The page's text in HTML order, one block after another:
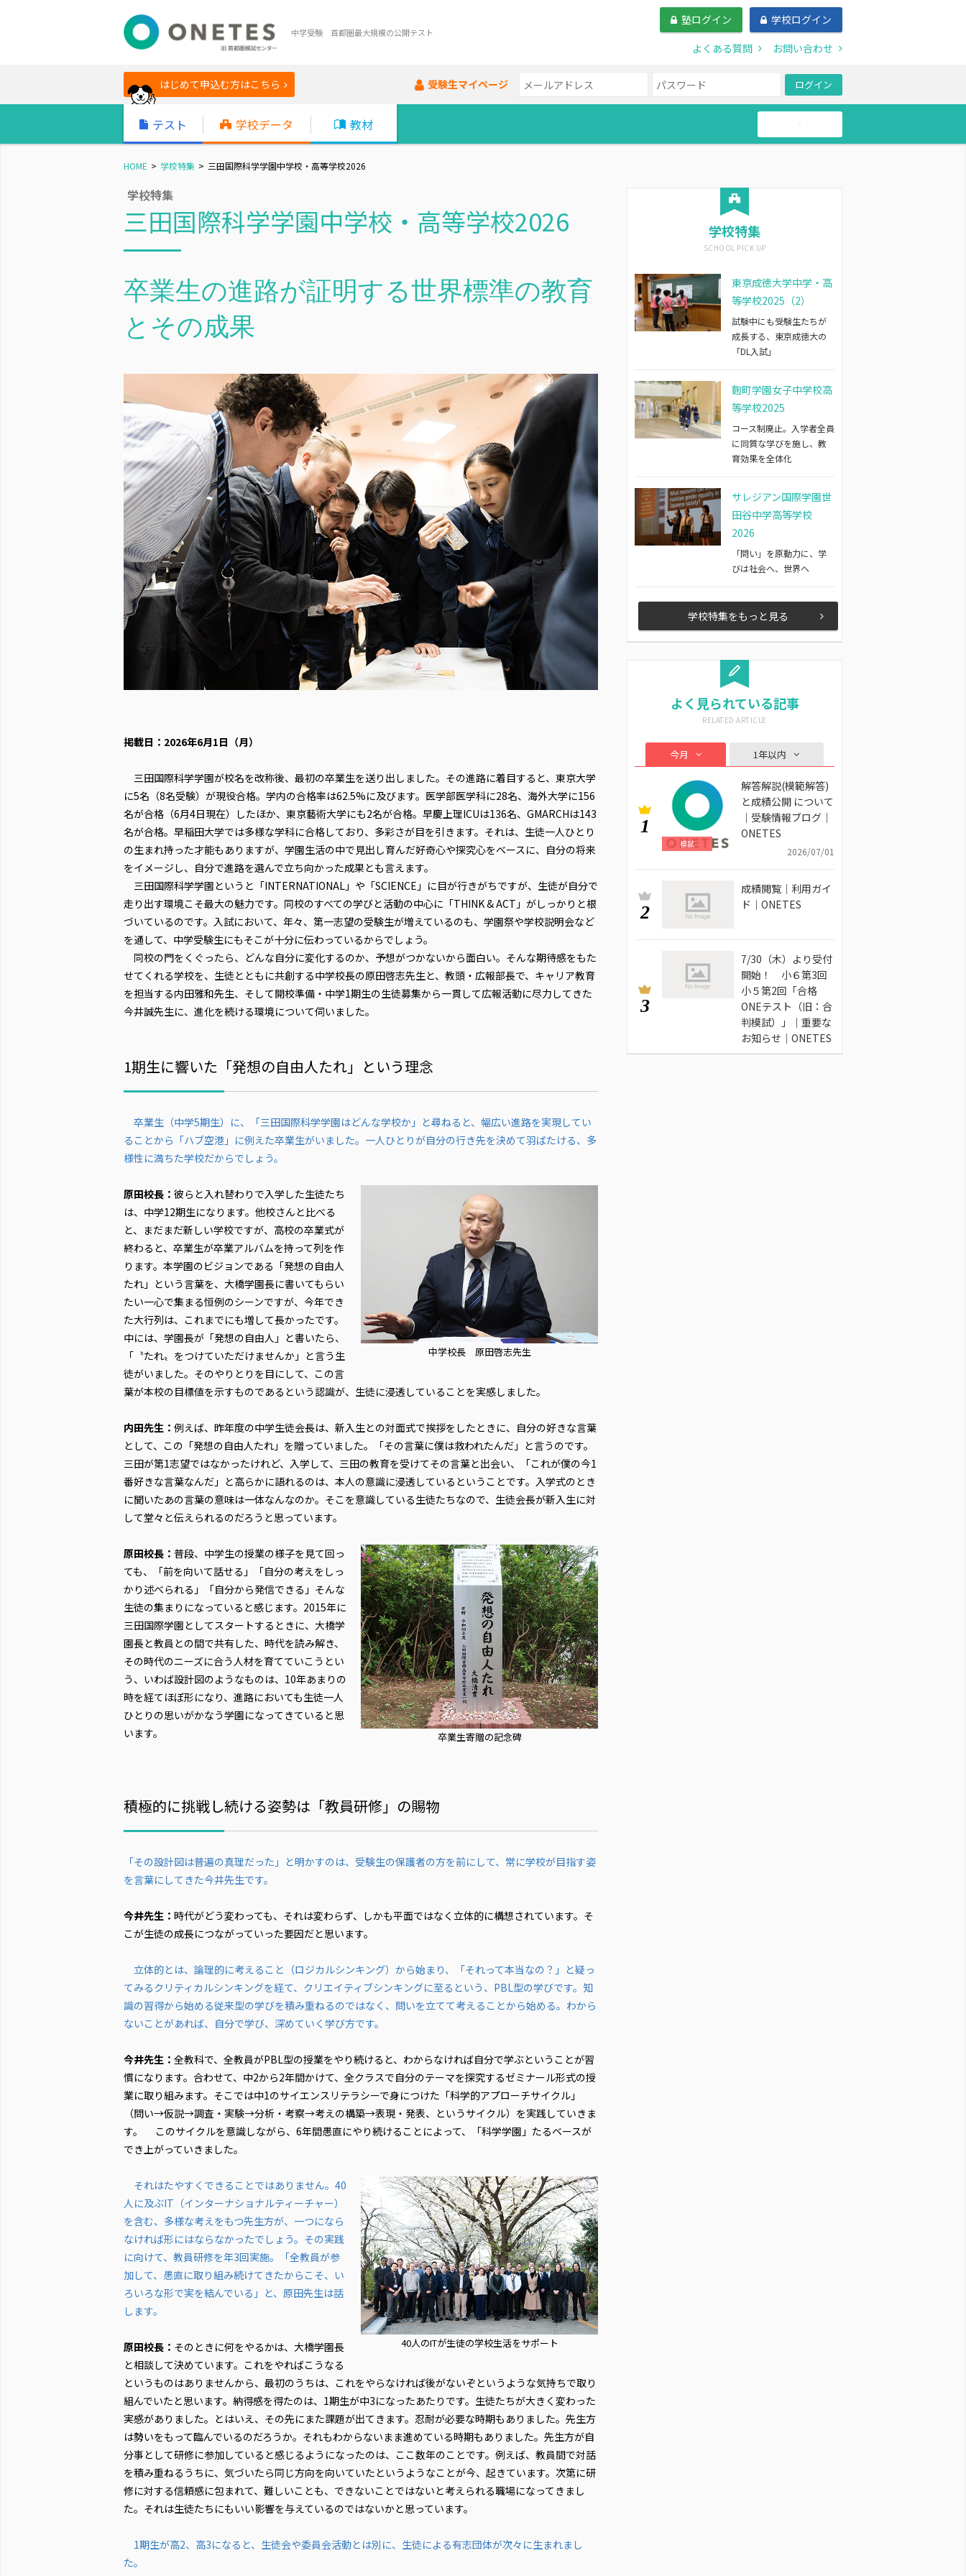
中学受験 首都圏最大規模の公開テスト
塾ログイン
学校ログイン
よくある質問
お問い合わせ
はじめて申込む方はこちら 受験生マイページ ログイン
テスト 学校データ 教材 帰国生
HOME 学校特集 三田国際科学学園中学校・高等学校2026
学校特集
三田国際科学学園中学校・高等学校2026
卒業生の進路が証明する世界標準の教育
とその成果
掲載日：2026年6月1日（月）
三田国際科学学園が校名を改称後、最初の卒業生を送り出しました。その進路に着目すると、東京大学
に5名（8名受験）が現役合格。学内の合格率は62.5%に及びます。医学部医学科に28名、海外大学に156
名が合格（6月4日現在）したほか、東京藝術大学にも2名が合格。早慶上理ICUは136名、GMARCHは143
名が合格。早稲田大学では多様な学科に合格しており、多彩さが目を引きます。それは、生徒一人ひとり
の生まれ持った才能もありますが、学園生活の中で見出し育んだ好奇心や探究心をベースに、自分の将来
をイメージし、自分で進路を選んで立ち向かった成果とも言えます。
三田国際科学学園というと「INTERNATIONAL」や「SCIENCE」に目が行きがちですが、生徒が自分で
走り出す環境こそ最大の魅力です。同校のすべての学びと活動の中心に「THINK & ACT」がしっかりと根
づいているのです。入試において、年々、第一志望の受験生が増えているのも、学園祭や学校説明会など
を通して、中学受験生にもそこが十分に伝わっているからでしょう。
同校の門をくぐったら、どんな自分に変化するのか、予想がつかないから面白い。そんな期待感をもた
せてくれる学校を、生徒とともに共創する中学校長の原田啓志先生と、教頭・広報部長で、キャリア教育
を担当する内田雅和先生、そして開校準備・中学1期生の生徒募集から一貫して広報活動に尽力してきた
今井誠先生に、進化を続ける環境について伺いました。
1期生に響いた「発想の自由人たれ」という理念
卒業生（中学5期生）に、「三田国際科学学園はどんな学校か」と尋ねると、幅広い進路を実現してい
ることから「ハブ空港」に例えた卒業生がいました。一人ひとりが自分の行き先を決めて羽ばたける、多
様性に満ちた学校だからでしょう。
中学校長 原田啓志先生
原田校長： 彼らと入れ替わりで入学した生徒たち
は、中学12期生になります。他校さんと比べる
と、まだまだ新しい学校ですが、高校の卒業式が
終わると、卒業生が卒業アルバムを持って列を作
ります。本学園のビジョンである「発想の自由人
たれ」という言葉を、大橋学園長に書いてもらい
たい一心で集まる恒例のシーンですが、今年でき
た大行列は、これまでにも増して長かったです。
中には、学園長が「発想の自由人」と書いたら、
「〝たれ〟をつけていただけませんか」と言う生
徒がいました。そのやりとりを目にして、この言
葉が本校の目標値を示すものであるという認識が、生徒に浸透していることを実感しました。
内田先生： 例えば、昨年度の中学生徒会長は、新入生との対面式で挨拶をしたときに、自分の好きな言葉
として、この「発想の自由人たれ」を贈っていました。「その言葉に僕は救われたんだ」と言うのです。
三田が第1志望ではなかったけれど、入学して、三田の教育を受けてその言葉と出会い、「これが僕の今1
番好きな言葉なんだ」と高らかに語れるのは、本人の意識に浸透しているということです。入学式のとき
に聞いたあの言葉の意味は一体なんなのか。そこを意識している生徒たちなので、生徒会長が新入生に対
して堂々と伝えられるのだろうと思っています。
卒業生寄贈の記念碑
原田校長： 普段、中学生の授業の様子を見て回っ
ても、「前を向いて話せる」「自分の考えをしっ
かり述べられる」「自分から発信できる」そんな
生徒の集まりになっていると感じます。2015年に
三田国際学園としてスタートするときに、大橋学
園長と教員との間で共有した、時代を読み解き、
その時代のニーズに合う人材を育てていこうとい
う、いわば設計図のようなものは、10年あまりの
時を経てほぼ形になり、進路においても生徒一人
ひとりの思いがかなう学園になってきていると思
います。
積極的に挑戦し続ける姿勢は「教員研修」の賜物
「その設計図は普遍の真理だった」と明かすのは、受験生の保護者の方を前にして、常に学校が目指す姿
を言葉にしてきた今井先生です。
今井先生： 時代がどう変わっても、それは変わらず、しかも平面ではなく立体的に構想されています。そ
こが生徒の成長につながっていった要因だと思います。
立体的とは、論理的に考えること（ロジカルシンキング）から始まり、「それって本当なの？」と疑っ
てみるクリティカルシンキングを経て、クリエイティブシンキングに至るという、PBL型の学びです。知
識の習得から始める従来型の学びを積み重ねるのではなく、問いを立てて考えることから始める。わから
ないことがあれば、自分で学び、深めていく学び方です。
今井先生： 全教科で、全教員がPBL型の授業をやり続けると、わからなければ自分で学ぶということが習
慣になります。合わせて、中2から2年間かけて、全クラスで自分のテーマを探究するゼミナール形式の授
業に取り組みます。そこでは中1のサイエンスリテラシーで身につけた「科学的アプローチサイクル」
（問い→仮説→調査・実験→分析・考察→考えの構築→表現・発表、というサイクル）を実践していきま
す。 このサイクルを意識しながら、6年間愚直にやり続けることによって、「科学学園」たるベースが
でき上がっていきました。
40人のITが生徒の学校生活をサポート
それはたやすくできることではありません。40
人に及ぶIT（インターナショナルティーチャー）
を含む、多様な考えをもつ先生方が、一つになら
なければ形にはならなかったでしょう。その実践
に向けて、教員研修を年3回実施。「全教員が参
加して、愚直に取り組み続けてきたからこそ、い
ろいろな形で実を結んでいる」と、原田先生は話
します。
原田校長： そのときに何をやるかは、大橋学園長
と相談して決めています。これをやればこうなる
というものはありませんから、最初のうちは、これをやらなければ後がないぞというような気持ちで取り
組んでいたと思います。納得感を得たのは、1期生が中3になったあたりです。生徒たちが大きく変わった
実感がありました。とはいえ、その先にまた課題が出てきます。忍耐が必要な時期もありました。先生方
は勢いをもって臨んでいるのだろうか。それもわからないまま進めている時期もありました。先生方が自
分事として研修に参加していると感じるようになったのは、ここ数年のことです。例えば、教員間で対話
を積み重ねるうちに、気づいたら同じ方向を向いていたというようなことが今、起きています。次第に研
修に対する信頼感に包まれて、難しいことも、できないことではないと考えられる職場になってきまし
た。それは生徒たちにもいい影響を与えているのではないかと思っています。
1期生が高2、高3になると、生徒会や委員会活動とは別に、生徒による有志団体が次々に生まれまし
た。
学校特集
東京成徳大学中学・高
等学校2025（2）
試験中にも受験生たちが
成長する、東京成徳大の
「DL入試」
麴町学園女子中学校高
等学校2025
コース制廃止。入学者全員
に同質な学びを施し、教
育効果を全体化
サレジアン国際学園世
田谷中学高等学校
2026
「問い」を原動力に、学
びは社会へ、世界へ
学校特集をもっと見る
よく見られている記事
今月 1年以内
1
模試
解答解説(模範解答)
と成績公開 について
｜受験情報ブログ｜
ONETES
2026/07/01
2
成績閲覧｜利用ガイ
ド｜ONETES
3
7/30（木）より受付
開始！ 小６第3回
小５第2回「合格
ONEテスト（旧：合
判模試）」｜重要な
お知らせ｜ONETES